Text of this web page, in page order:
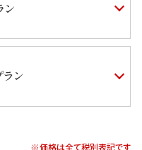
※価格は全て税別表記です